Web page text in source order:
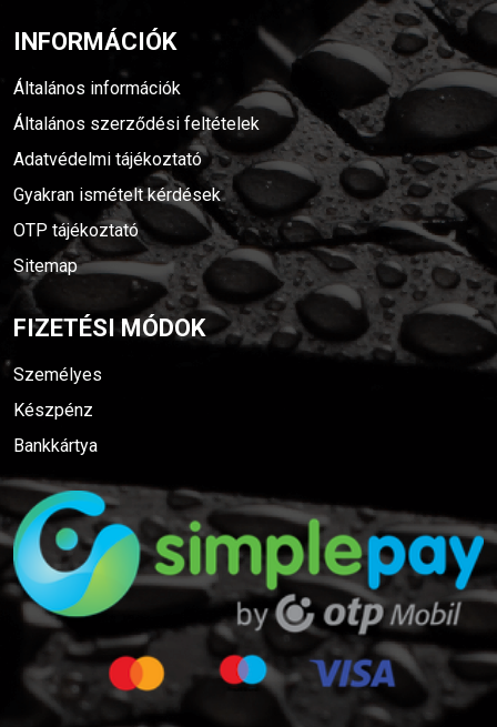
INFORMÁCIÓK
Általános információk
Általános szerződési feltételek
Adatvédelmi tájékoztató
Gyakran ismételt kérdések
OTP tájékoztató
Sitemap
FIZETÉSI MÓDOK
Személyes
Készpénz
Bankkártya